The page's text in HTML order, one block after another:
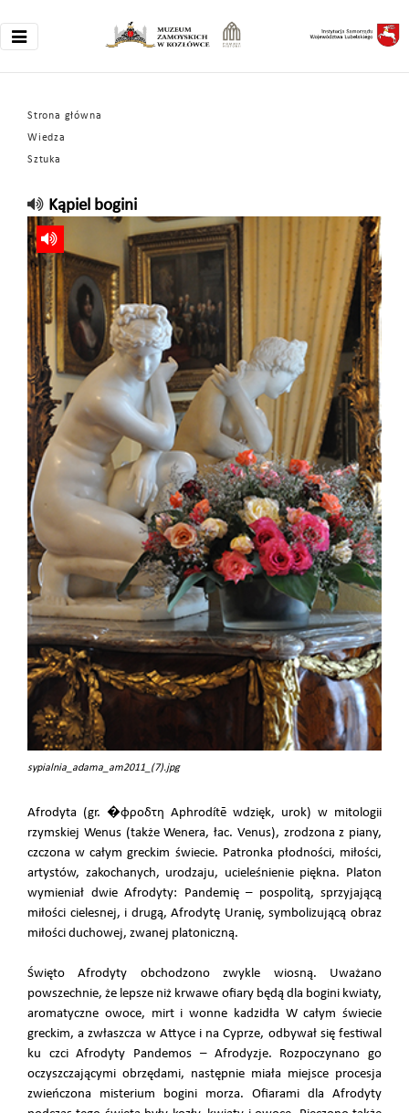
Strona główna
Wiedza
Sztuka
Kąpiel bogini
sypialnia_adama_am2011_(7).jpg
Afrodyta (gr. �φροδτη Aphrodítē wdzięk, urok) w mitologii
rzymskiej Wenus (także Wenera, łac. Venus), zrodzona z piany,
czczona w całym greckim świecie. Patronka płodności, miłości,
artystów, zakochanych, urodzaju, ucieleśnienie piękna. Platon
wymieniał dwie Afrodyty: Pandemię – pospolitą, sprzyjającą
miłości cielesnej, i drugą, Afrodytę Uranię, symbolizującą obraz
miłości duchowej, zwanej platoniczną.
Święto Afrodyty obchodzono zwykle wiosną. Uważano
powszechnie, że lepsze niż krwawe ofiary będą dla bogini kwiaty,
aromatyczne owoce, mirt i wonne kadzidła W całym świecie
greckim, a zwłaszcza w Attyce i na Cyprze, odbywał się festiwal
ku czci Afrodyty Pandemos – Afrodyzje. Rozpoczynano go
oczyszczającymi obrzędami, następnie miała miejsce procesja
zwieńczona misterium bogini morza. Ofiarami dla Afrodyty